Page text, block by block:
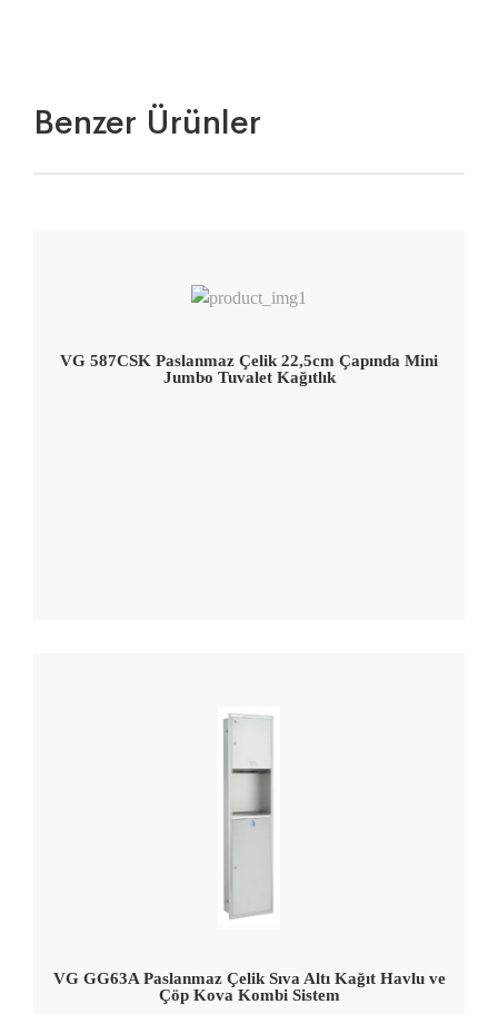
Benzer Ürünler
VG 587CSK Paslanmaz Çelik 22,5cm Çapında Mini
Jumbo Tuvalet Kağıtlık
VG GG63A Paslanmaz Çelik Sıva Altı Kağıt Havlu ve
Çöp Kova Kombi Sistem